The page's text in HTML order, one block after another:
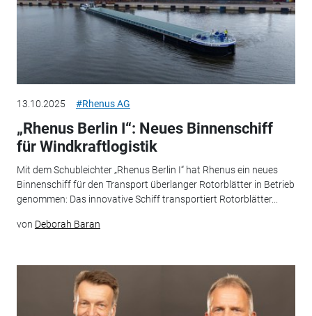
13.10.2025 #Rhenus AG
„Rhenus Berlin I“: Neues Binnenschiff
für Windkraftlogistik
Mit dem Schubleichter „Rhenus Berlin I“ hat Rhenus ein neues
Binnenschiff für den Transport überlanger Rotorblätter in Betrieb
genommen: Das innovative Schiff transportiert Rotorblätter...
von Deborah Baran